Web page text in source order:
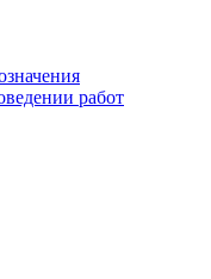
работ